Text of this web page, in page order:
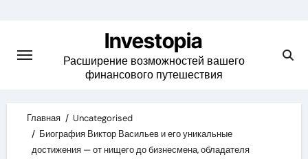
content
Investopia
Расширение возможностей вашего
финансового путешествия
Главная
Uncategorised
Биография Виктор Васильев и его уникальные
достижения — от нищего до бизнесмена, обладателя